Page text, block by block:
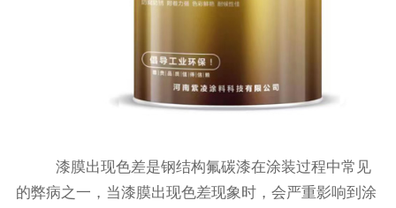
漆膜出现色差是钢结构氟碳漆在涂装过程中常见
的弊病之一，当漆膜出现色差现象时，会严重影响到涂